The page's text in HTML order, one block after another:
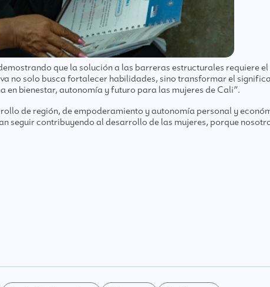
que la solución a las barreras estructurales requiere
no solo busca fortalecer habilidades, sino transformar el
bienestar, autonomía y futuro para las mujeres de Cali”.
de región, de empoderamiento y autonomía personal y
seguir contribuyendo al desarrollo de las mujeres, porque